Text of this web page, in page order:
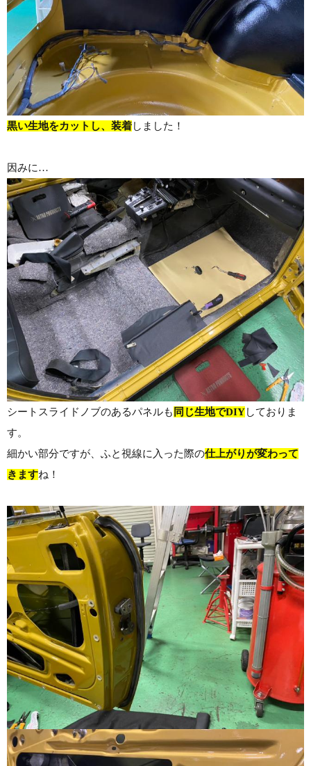
黒い生地をカットし、装着しました！
因みに…
シートスライドノブのあるパネルも 同じ生地でDIYしておりま
す。
細かい部分ですが、ふと視線に入った際の仕上がりが変わって
きますね！